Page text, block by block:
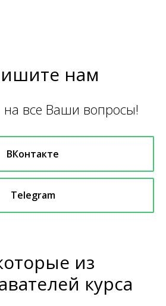
нам
все Ваши вопросы!
ВКонтакте
Telegram
из
курса